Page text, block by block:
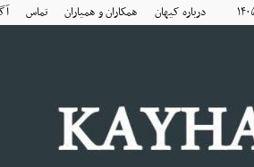
درباره کیهان همکاران و همیاران تماس